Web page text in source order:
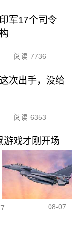
军17个司令
阅读 7736
次出手，没给
阅读 6353
游戏才刚开场
08-07